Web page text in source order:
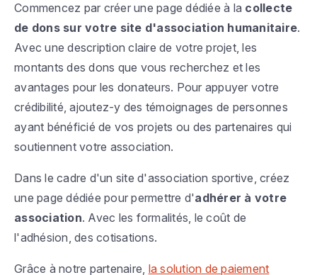
Commencez par créer une page dédiée à la collecte
de dons sur votre site d'association humanitaire.
Avec une description claire de votre projet, les
montants des dons que vous recherchez et les
avantages pour les donateurs. Pour appuyer votre
crédibilité, ajoutez-y des témoignages de personnes
ayant bénéficié de vos projets ou des partenaires qui
soutiennent votre association.
Dans le cadre d'un site d'association sportive, créez
une page dédiée pour permettre d'adhérer à votre
association. Avec les formalités, le coût de
l'adhésion, des cotisations.
Grâce à notre partenaire, la solution de paiement